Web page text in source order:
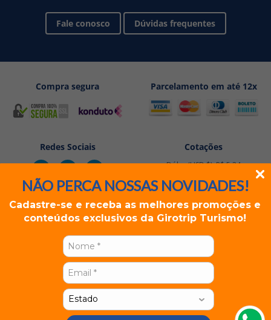
NÃO PERCA NOSSAS NOVIDADES!
Cadastre-se e receba as melhores promoções e
conteúdos exclusivos da Girotrip Turismo!
Fale conosco Dúvidas frequentes
Compra segura Parcelamento em até 12x
Redes Sociais Cotações
Dólar (USD $): R$ 5,24
GIROTRIP TURISMO EIRELI | CNPJ: 19.296.228/0001-07
Este site utiliza cookies para personalizar e melhorar sua
experiência em nossos serviços.
Para obter mais informações, leia nossa
Termos de Uso.